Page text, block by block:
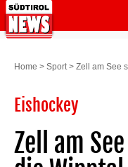
Home > Sport> Zell am See
Eishockey
Zell am